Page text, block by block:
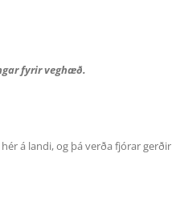
fyrir veghæð.
á landi, og þá verða fjórar gerðir